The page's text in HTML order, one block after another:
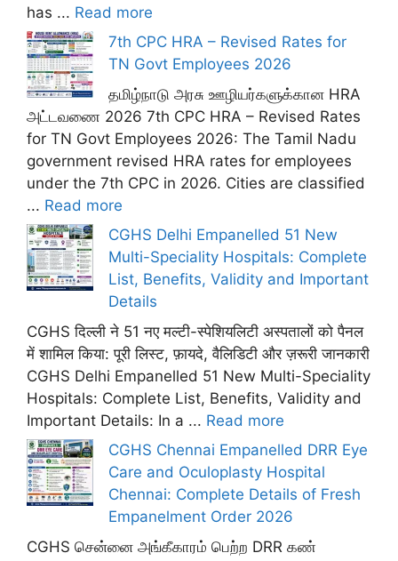
has ... Read more
7th CPC HRA – Revised Rates for
TN Govt Employees 2026
தமிழ்நாடு அரசு ஊழியர்களுக்கான HRA
அட்டவணை 2026 7th CPC HRA – Revised Rates
for TN Govt Employees 2026: The Tamil Nadu
government revised HRA rates for employees
under the 7th CPC in 2026. Cities are classified
... Read more
CGHS Delhi Empanelled 51 New
Multi-Speciality Hospitals: Complete
List, Benefits, Validity and Important
Details
CGHS दिल्ली ने 51 नए मल्टी-स्पेशियलिटी अस्पतालों को पैनल
में शामिल किया: पूरी लिस्ट, फ़ायदे, वैलिडिटी और ज़रूरी जानकारी
CGHS Delhi Empanelled 51 New Multi-Speciality
Hospitals: Complete List, Benefits, Validity and
Important Details: In a ... Read more
CGHS Chennai Empanelled DRR Eye
Care and Oculoplasty Hospital
Chennai: Complete Details of Fresh
Empanelment Order 2026
CGHS சென்னை அங்கீகாரம் பெற்ற DRR கண்